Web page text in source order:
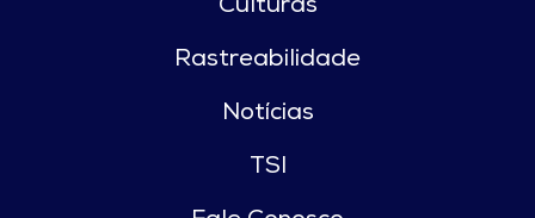
Culturas
Rastreabilidade
Notícias
TSI